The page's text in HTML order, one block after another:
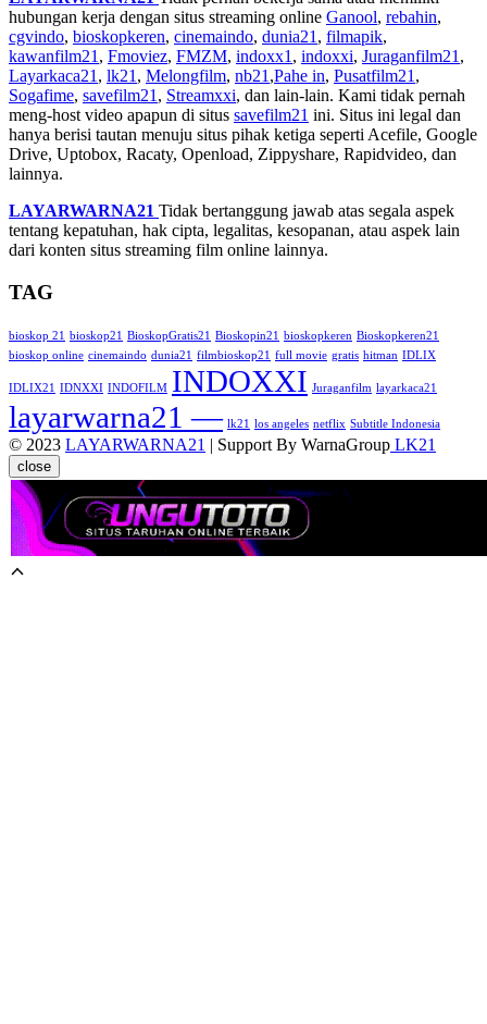
hubungan kerja dengan situs streaming online Ganool, rebahin,
cgvindo, bioskopkeren, cinemaindo, dunia21 , filmapik,
kawanfilm21 , Fmoviez, FMZM, indoxx1 , indoxxi, Juraganfilm21 ,
Layarkaca21 , lk21 , Melongfilm, nb21 ,Pahe in, Pusatfilm21 ,
Sogafime, savefilm21 , Streamxxi, dan lain-lain. Kami tidak pernah
meng-host video apapun di situs savefilm21 ini. Situs ini legal dan
hanya berisi tautan menuju situs pihak ketiga seperti Acefile, Google
Drive, Uptobox, Racaty, Openload, Zippyshare, Rapidvideo, dan
lainnya.
LAYARWARNA21 Tidak bertanggung jawab atas segala aspek
tentang kepatuhan, hak cipta, legalitas, kesopanan, atau aspek lain
dari konten situs streaming film online lainnya.
TAG
bioskop 21 bioskop21 BioskopGratis21 Bioskopin21 bioskopkeren Bioskopkeren21
bioskop online cinemaindo dunia21 filmbioskop21 full movie gratis hitman IDLIX
IDLIX21 IDNXXI INDOFILM INDOXXI Juraganfilm layarkaca21
layarwarna21 — lk21 los angeles netflix Subtitle Indonesia
© 2023 LAYARWARNA21 | Support By WarnaGroup LK21
close